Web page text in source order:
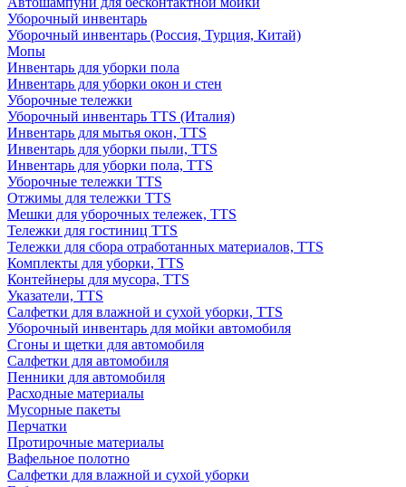
Уборочный инвентарь
Уборочный инвентарь (Россия, Турция, Китай)
Мопы
Инвентарь для уборки пола
Инвентарь для уборки окон и стен
Уборочные тележки
Уборочный инвентарь TTS (Италия)
Инвентарь для мытья окон, TTS
Инвентарь для уборки пыли, TTS
Инвентарь для уборки пола, TTS
Уборочные тележки TTS
Отжимы для тележки TTS
Мешки для уборочных тележек, TTS
Тележки для гостиниц TTS
Тележки для сбора отработанных материалов, TTS
Комплекты для уборки, TTS
Контейнеры для мусора, TTS
Указатели, TTS
Салфетки для влажной и сухой уборки, TTS
Уборочный инвентарь для мойки автомобиля
Сгоны и щетки для автомобиля
Салфетки для автомобиля
Пенники для автомобиля
Расходные материалы
Мусорные пакеты
Перчатки
Протирочные материалы
Вафельное полотно
Салфетки для влажной и сухой уборки